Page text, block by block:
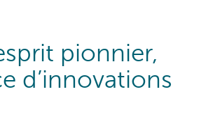
pionnier,
d’innovations